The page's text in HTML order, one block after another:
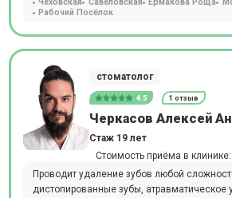
Рабочий Посёлок
стоматолог
4.5 1 отзыв
Черкасов Алексей
Стаж 19 лет
Стоимость приёма в клинике:
Проводит удаление зубов любой
дистопированные зубы, атравматическое